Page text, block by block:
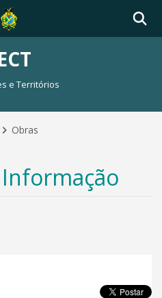
e Territórios
Obras